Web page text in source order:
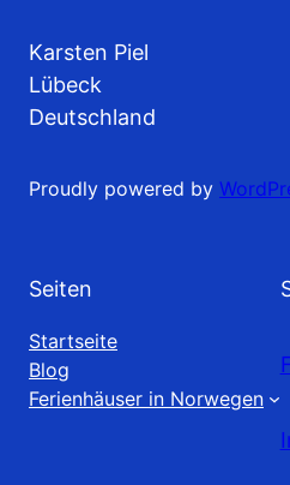
Karsten Piel
Lübeck
Deutschland
Proudly powered by
Seiten
Startseite
Blog
Ferienhäuser in Norwegen